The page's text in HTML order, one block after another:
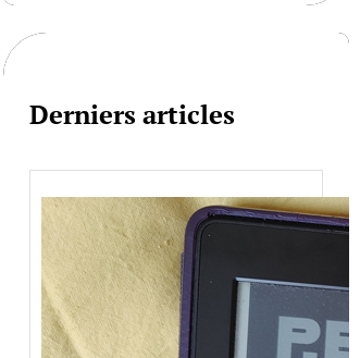
h
Derniers articles